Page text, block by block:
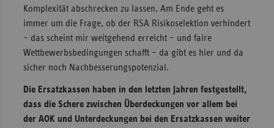
Komplexität abschrecken zu lassen. Am Ende geht es
immer um die Frage, ob der RSA Risikoselektion verhindert
– das scheint mir weitgehend erreicht – und faire
Wettbewerbsbedingungen schafft – da gibt es hier und da
sicher noch Nachbesserungspotenzial.
Die Ersatzkassen haben in den letzten Jahren festgestellt,
dass die Schere zwischen Überdeckungen vor allem bei
der AOK und Unterdeckungen bei den Ersatzkassen weiter